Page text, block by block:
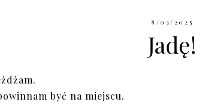
8/03/2025
Jadę!
być na miejscu.